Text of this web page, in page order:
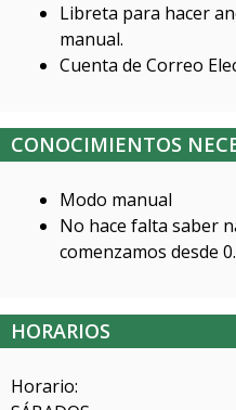
Libreta para hacer
manual.
Cuenta de Correo
CONOCIMIENTOS
Modo manual
No hace falta saber
comenzamos desde 0.
HORARIOS
Horario: